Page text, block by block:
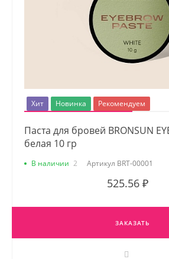
Хит Новинка Рекомендуем
Паста для бровей BRONSUN
белая 10 гр
В наличии 2 Артикул BRT-00001
525.56 ₽
ЗАКАЗАТЬ